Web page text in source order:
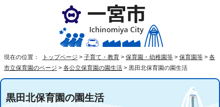
現在の位置： トップページ > 子育て・教育 > 保育園・幼稚園等 > 保育園等 > 各
市立保育園のページ > 各公立保育園の園生活 > 黒田北保育園の園生活
黒田北保育園の園生活